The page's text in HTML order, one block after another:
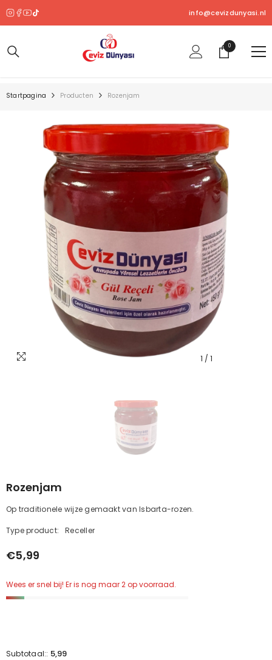
info@cevizdunyasi.nl
00
product
Startpagina Producten Rozenjam
1 / 1
Rozenjam
Op traditionele wijze gemaakt van Isbarta-rozen.
Type product: Receller
€5,99
Wees er snel bij! Er is nog maar 2 op voorraad.
Subtotaal:: 5,99